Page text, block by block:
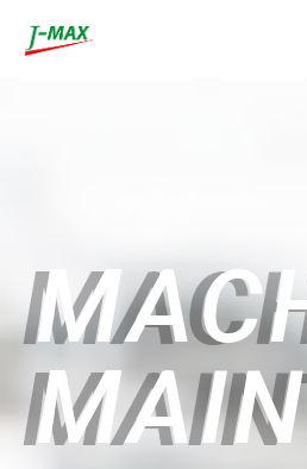
コ
キ
ッ
プ